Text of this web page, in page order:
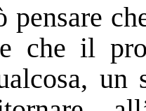
pensare
che il